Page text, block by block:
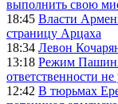
выполнить свою
18:45 Власти
страницу Арцаха
18:34 Левон
13:18 Режим
ответственности
12:42 В тюрьмах